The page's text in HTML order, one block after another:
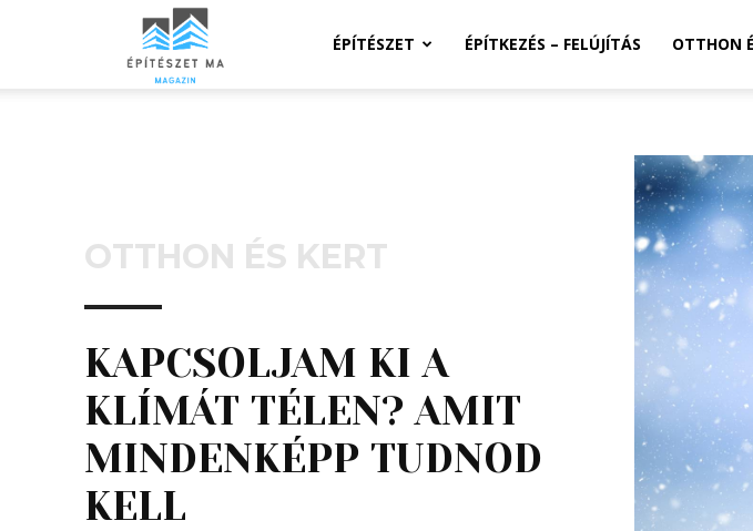
ÉpíteszetiÉPÍTÉSZET ÉPÍTKEZÉS – FELÚJÍTÁS OTTHON
OTTHON ÉS KERT
KAPCSOLJAM KI A
KLÍMÁT TÉLEN? AMIT
MINDENKÉPP TUDNOD
KELL